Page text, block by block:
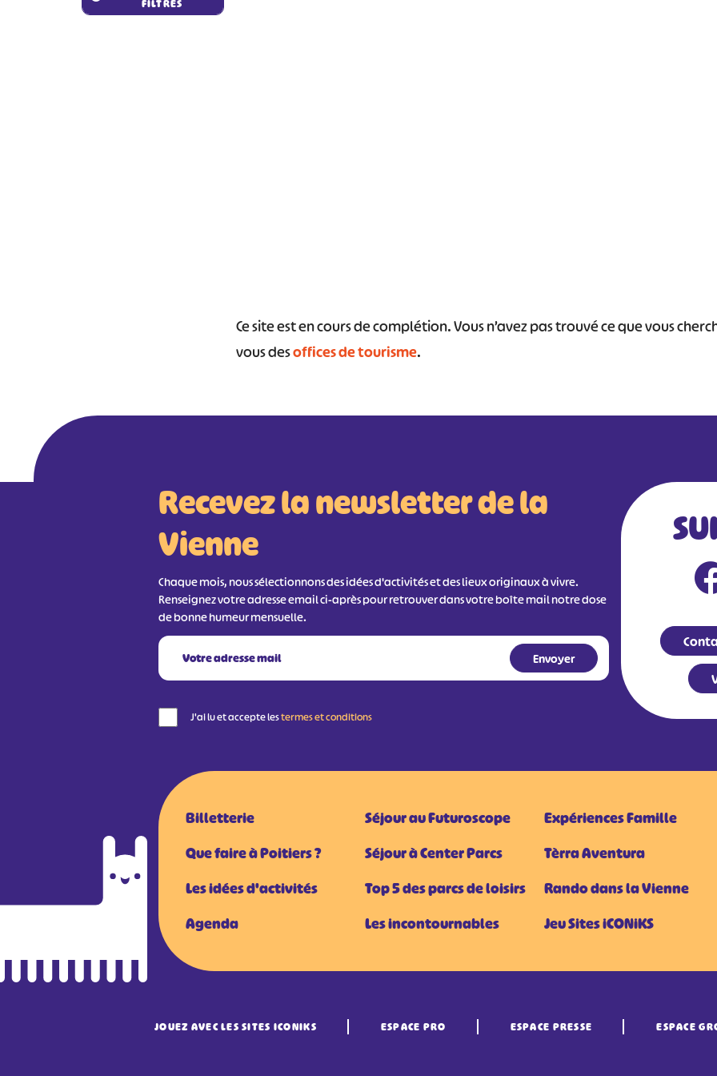
FILTRES
Ce site est en cours de complétion. Vous n’avez pas trouvé ce que vous
vous desoffices de tourisme.
Recevez la newsletter de la
Vienne
Chaque mois, nous sélectionnons des idées d'activités et des lieux originaux à vivre.
Renseignez votre adresse email ci-après pour retrouver dans votre boîte mail notre dose
de bonne humeur mensuelle.
J'ai lu et accepte lestermes et conditions
Billetterie
Que faire à Poitiers ?
Les idées d'activités
Agenda
Séjour au Futuroscope
Séjour à Center Parcs
Top 5 des parcs de loisirs
Les incontournables
Expériences Famille
Tèrra Aventura
Rando dans la Vienne
Jeu Sites iCONiKS
JOUEZ AVEC LES SITES ICONIKS ESPACE PRO ESPACE PRESSE ESPACE